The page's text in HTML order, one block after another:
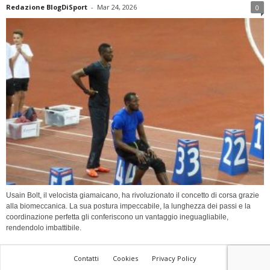
Redazione BlogDiSport - Mar 24, 2026 0
Usain Bolt, il velocista giamaicano, ha rivoluzionato il concetto di corsa grazie
alla biomeccanica. La sua postura impeccabile, la lunghezza dei passi e la
coordinazione perfetta gli conferiscono un vantaggio ineguagliabile,
rendendolo imbattibile.
Contatti Cookies Privacy Policy